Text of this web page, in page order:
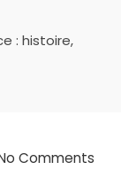
: histoire,
Comments